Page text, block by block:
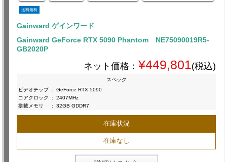
送料無料
Gainward ゲインワード
Gainward GeForce RTX 5090 Phantom NE75090019R5-
GB2020P
ネット価格： ¥449,801(税込)
スペック
ビデオチップ :
GeForce RTX 5090
コアクロック
:
2407MHz
搭載メモリ
: 32GB GDDR7
在庫状況
在庫なし